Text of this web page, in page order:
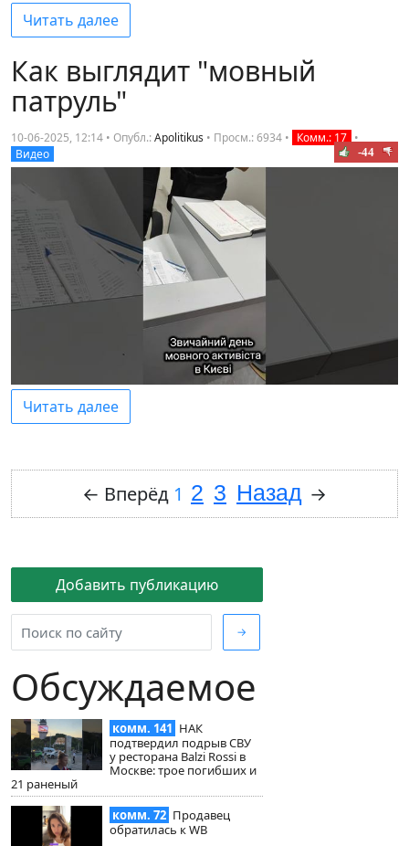
Добавить публикацию
→
Обсуждаемое
комм. 141 НАК
подтвердил подрыв СВУ
у ресторана Balzi Rossi в
Москве: трое погибших и
21 раненый
комм. 72 Продавец
обратилась к WB
Читать далее
Как выглядит "мовный
патруль"
10-06-2025, 12:14 • Опубл.:Apolitikus • Просм.: 6934 • Комм.: 17 •
Видео
-44
Читать далее
← Вперёд 1 2 3 Назад →